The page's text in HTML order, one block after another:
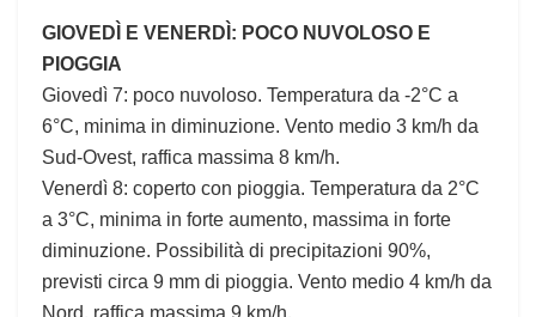
GIOVEDÌ E VENERDÌ: POCO NUVOLOSO E
PIOGGIA
Giovedì 7: poco nuvoloso. Temperatura da -2°C a
6°C, minima in diminuzione. Vento medio 3 km/h da
Sud-Ovest, raffica massima 8 km/h.
Venerdì 8: coperto con pioggia. Temperatura da 2°C
a 3°C, minima in forte aumento, massima in forte
diminuzione. Possibilità di precipitazioni 90%,
previsti circa 9 mm di pioggia. Vento medio 4 km/h da
Nord, raffica massima 9 km/h.